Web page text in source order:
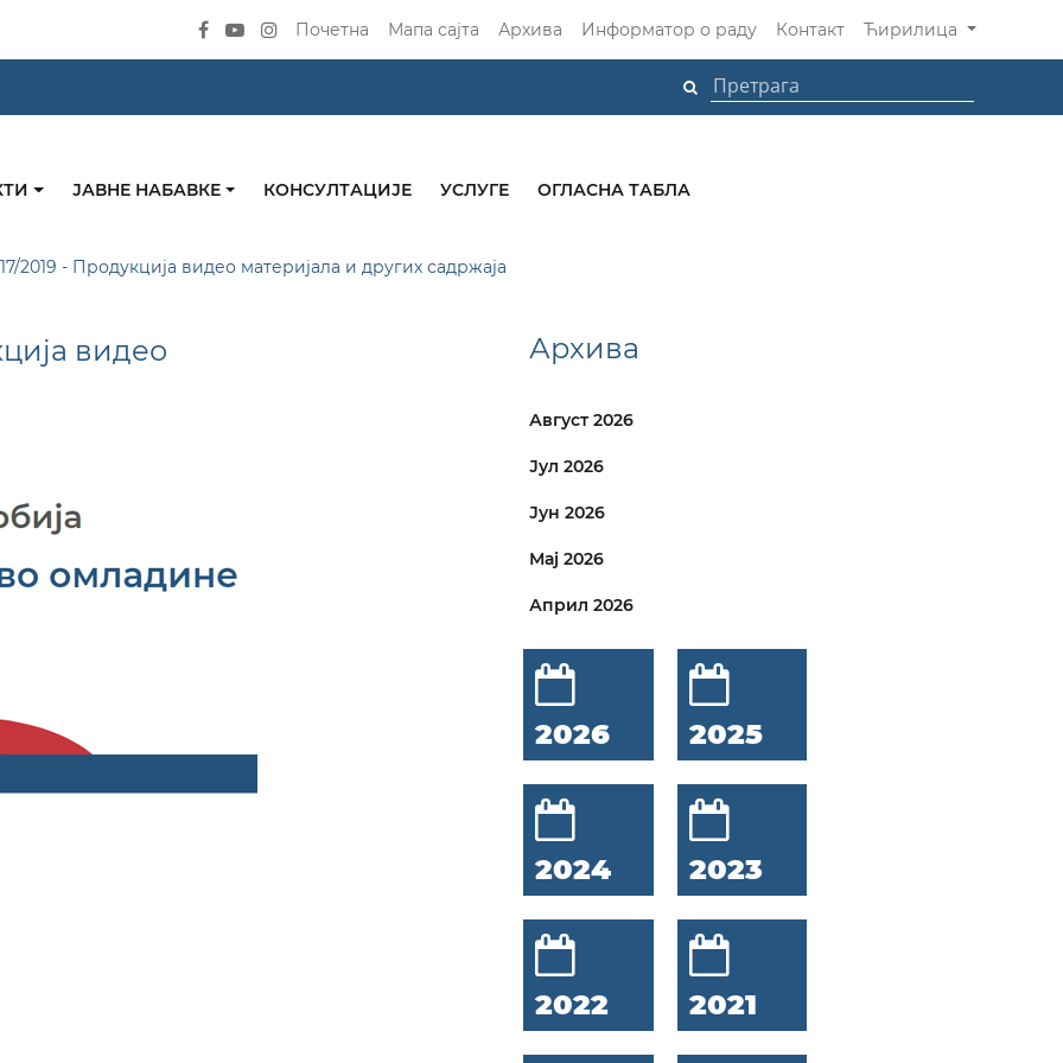
Почетна Мапа сајта Архива Информатор о раду Контакт Ћирилица
ЈАВНЕ НАБАВКЕ КОНСУЛТАЦИЈЕ УСЛУГЕ ОГЛАСНА ТАБЛА
2019 - Продукција видео материјала и других садржаја
видео Архива
Август 2026
Јул 2026
Јун 2026
Мај 2026
Април 2026
2026 2025
2024 2023
2022 2021